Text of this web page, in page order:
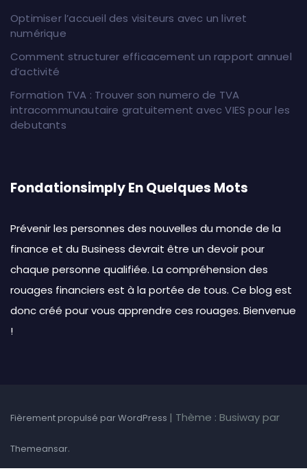
Optimiser l’accueil des visiteurs avec un livret
numérique
Comment structurer efficacement un rapport annuel
d’activité
Formation TVA : Trouver son numero de TVA
intracommunautaire gratuitement avec VIES pour les
debutants
Fondationsimply En Quelques Mots
Prévenir les personnes des nouvelles du monde de la
finance et du Business devrait être un devoir pour
chaque personne qualifiée. La compréhension des
rouages financiers est à la portée de tous. Ce blog est
donc créé pour vous apprendre ces rouages. Bienvenue
!
Fièrement propulsé par WordPress | Thème : Busiway par
Themeansar.